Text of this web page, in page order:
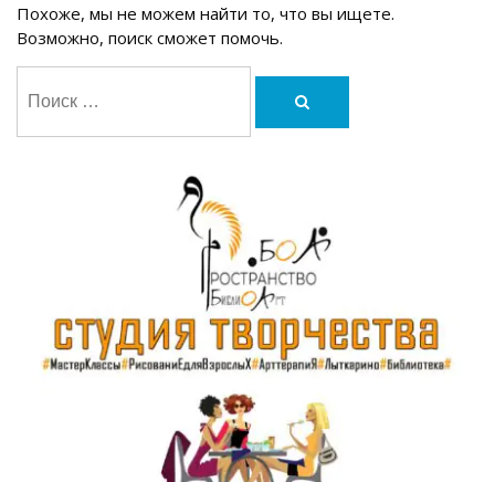
Похоже, мы не можем найти то, что вы ищете.
Возможно, поиск сможет помочь.
Поиск